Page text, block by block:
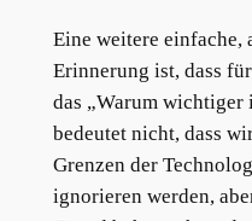
Eine weitere
Erinnerung ist, dass
das „Warum wichtiger
bedeutet nicht, dass
Grenzen der
ignorieren werden,